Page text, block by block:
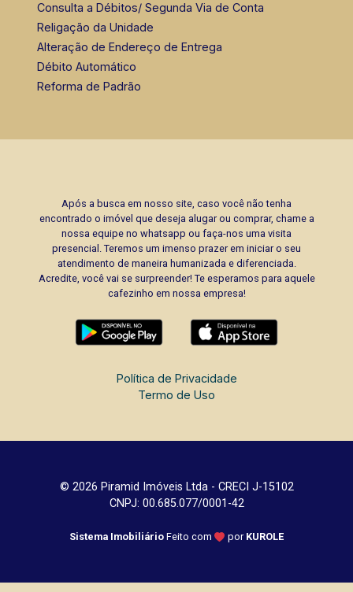
(16) 99105-3578
Corretor(a) Online
Consulta a Débitos/ Segunda Via de Conta
Religação da Unidade
Alteração de Endereço de Entrega
Débito Automático
Reforma de Padrão
Após a busca em nosso site, caso você não tenha
encontrado o imóvel que deseja alugar ou comprar, chame a
nossa equipe no whatsapp ou faça-nos uma visita
presencial. Teremos um imenso prazer em iniciar o seu
atendimento de maneira humanizada e diferenciada.
Acredite, você vai se surpreender! Te esperamos para aquele
cafezinho em nossa empresa!
Política de Privacidade
Termo de Uso
© 2026 Piramid Imóveis Ltda - CRECI J-15102
CNPJ: 00.685.077/0001-42
Sistema Imobiliário Feito com por KUROLE